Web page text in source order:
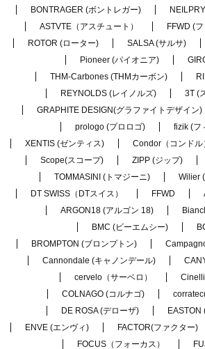
BONTRAGER (ボントレガー)
ASTVTE（アスチュート）
FFWD (
ROTOR (ローター)
SALSA (サルサ)
Pioneer (パイオニア)
THM-Carbones (THMカーボン)
REYNOLDS (レイノルズ)
3T (
GRAPHITE DESIGN(グラファイトデザイン)
prologo (プロロゴ)
fizik (フ
XENTIS (ゼンティス)
Condor（コンドル
Scope(スコープ)
ZIPP (ジップ)
TOMMASINI (トマジーニ)
Wilier
DT SWISS（DTスイス）
FFWD
ARGON18 (アルゴン 18)
BMC (ビーエムシー)
BROMPTON (ブロンプトン)
Cannondale (キャノンデール)
cervelo（サーベロ）
COLNAGO (コルナゴ)
DE ROSA (デローザ)
EASTON
ENVE (エンヴィ)
FACTOR(ファクター)
FOCUS（フォーカス）